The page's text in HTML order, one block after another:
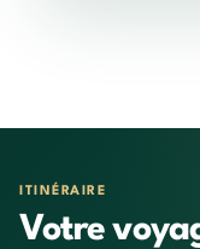
ITINÉRAIRE
Votre